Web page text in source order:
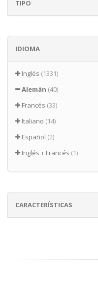
TIPO
IDIOMA
Inglés (1331)
Alemán (40)
Francés (33)
Italiano (14)
Español (2)
Inglés + Francés (1)
CARACTERÍSTICAS